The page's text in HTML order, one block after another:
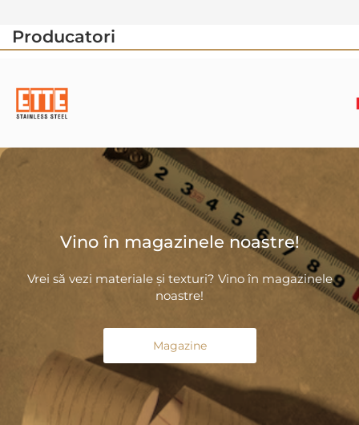
Producatori
Vino în magazinele noastre!
Vrei să vezi materiale și texturi? Vino în magazinele
noastre!
Magazine